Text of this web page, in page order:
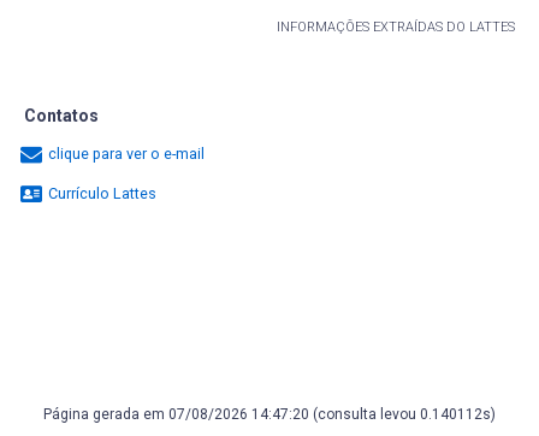
INFORMAÇÕES EXTRAÍDAS DO LATTES
Contatos
clique para ver o e-mail
Currículo Lattes
Página gerada em 07/08/2026 14:47:20 (consulta levou 0.140112s)